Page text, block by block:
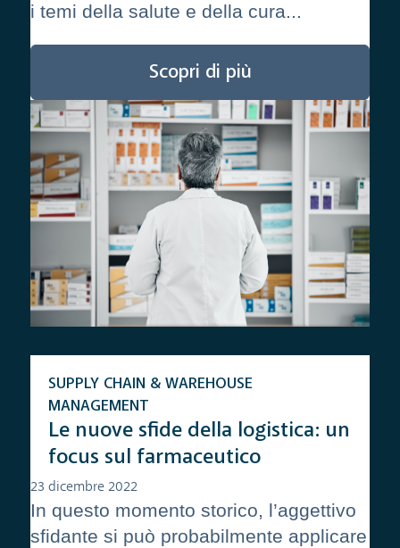
i temi della salute e della cura...
Scopri di più
Le nuove sfide della logistica: un
focus sul farmaceutico
SUPPLY CHAIN & WAREHOUSE
MANAGEMENT
23 dicembre 2022
In questo momento storico, l’aggettivo
sfidante si può probabilmente applicare